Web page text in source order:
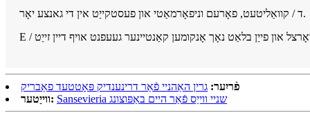
ד / קוואַליטעט, פאָרעם וניפאָרמאַטי און פעסטקייַט אין די גאנצע יאָר.
פֿריִער: גרין האַהניי פֿאַר דרינענדיק פּאָטטעד פאַבריק
ווייַטער:
Sansevieria שניי ווייַס פֿאַר היים באַפּוצונג